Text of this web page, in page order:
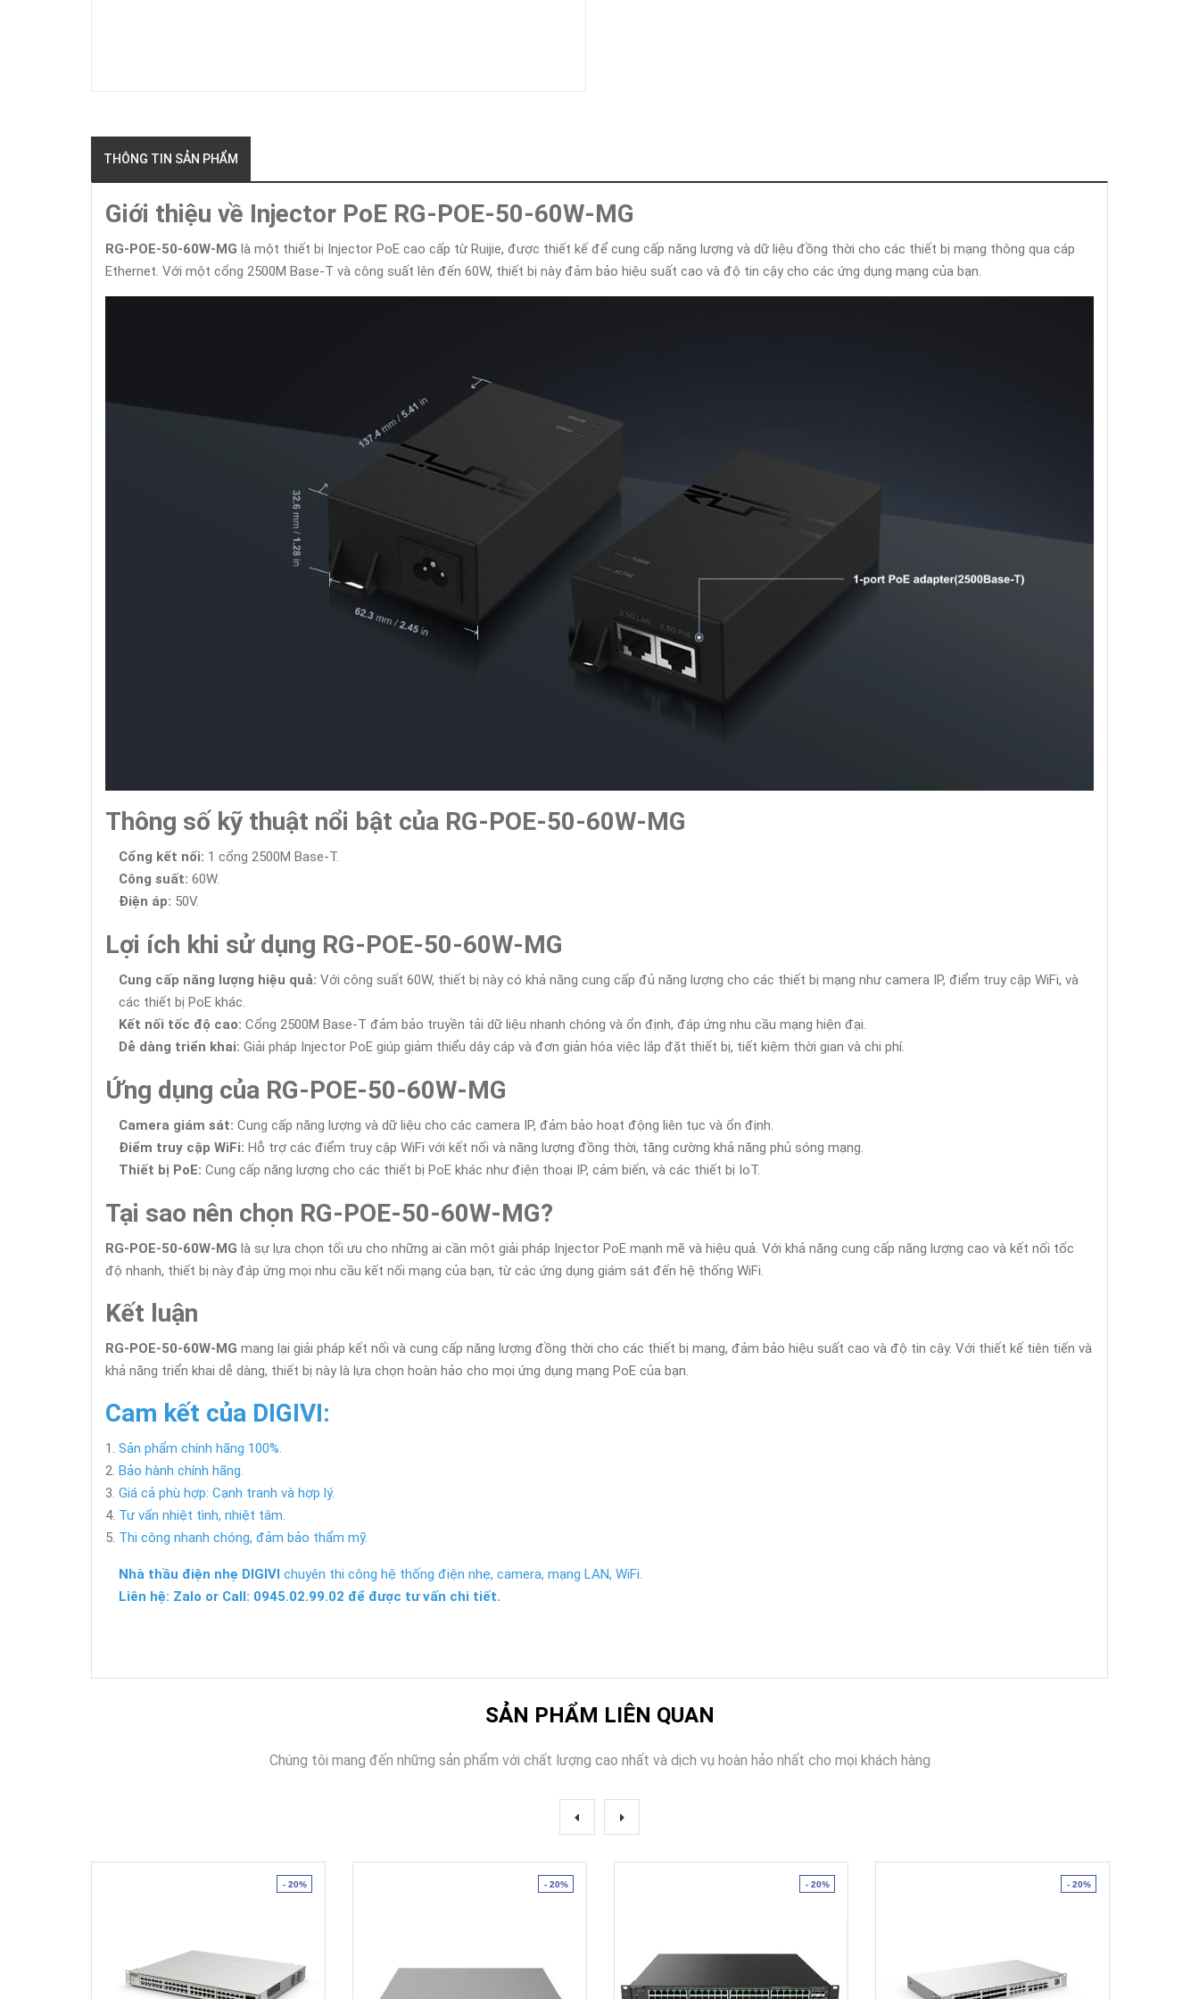
Faster
FASTER
HUAWEI
THÔNG TIN SẢN PHẨM
Giới thiệu về Injector PoE RG-POE-50-60W-MG
RG-POE-50-60W-MG là một thiết bị Injector PoE cao cấp từ Ruijie, được thiết kế để cung cấp năng lượng và dữ liệu đồng thời cho các thiết bị mạng thông qua cáp
Ethernet. Với một cổng 2500M Base-T và công suất lên đến 60W, thiết bị này đảm bảo hiệu suất cao và độ tin cậy cho các ứng dụng mạng của bạn.
Thông số kỹ thuật nổi bật của RG-POE-50-60W-MG
Cổng kết nối: 1 cổng 2500M Base-T.
Công suất: 60W.
Điện áp: 50V.
Lợi ích khi sử dụng RG-POE-50-60W-MG
Cung cấp năng lượng hiệu quả: Với công suất 60W, thiết bị này có khả năng cung cấp đủ năng lượng cho các thiết bị mạng như camera IP, điểm truy cập WiFi, và
các thiết bị PoE khác.
Kết nối tốc độ cao: Cổng 2500M Base-T đảm bảo truyền tải dữ liệu nhanh chóng và ổn định, đáp ứng nhu cầu mạng hiện đại.
Dễ dàng triển khai: Giải pháp Injector PoE giúp giảm thiểu dây cáp và đơn giản hóa việc lắp đặt thiết bị, tiết kiệm thời gian và chi phí.
Ứng dụng của RG-POE-50-60W-MG
Camera giám sát: Cung cấp năng lượng và dữ liệu cho các camera IP, đảm bảo hoạt động liên tục và ổn định.
Điểm truy cập WiFi: Hỗ trợ các điểm truy cập WiFi với kết nối và năng lượng đồng thời, tăng cường khả năng phủ sóng mạng.
Thiết bị PoE: Cung cấp năng lượng cho các thiết bị PoE khác như điện thoại IP, cảm biến, và các thiết bị IoT.
Tại sao nên chọn RG-POE-50-60W-MG?
RG-POE-50-60W-MG là sự lựa chọn tối ưu cho những ai cần một giải pháp Injector PoE mạnh mẽ và hiệu quả. Với khả năng cung cấp năng lượng cao và kết nối tốc
độ nhanh, thiết bị này đáp ứng mọi nhu cầu kết nối mạng của bạn, từ các ứng dụng giám sát đến hệ thống WiFi.
Kết luận
RG-POE-50-60W-MG mang lại giải pháp kết nối và cung cấp năng lượng đồng thời cho các thiết bị mạng, đảm bảo hiệu suất cao và độ tin cậy. Với thiết kế tiên tiến và
khả năng triển khai dễ dàng, thiết bị này là lựa chọn hoàn hảo cho mọi ứng dụng mạng PoE của bạn.
Cam kết của DIGIVI:
Sản phẩm chính hãng 100%.
Bảo hành chính hãng.
Giá cả phù hợp: Cạnh tranh và hợp lý.
Tư vấn nhiệt tình, nhiệt tâm.
Thi công nhanh chóng, đảm bảo thẩm mỹ.
Nhà thầu điện nhẹ DIGIVI chuyên thi công hệ thống điện nhẹ, camera, mạng LAN, WiFi.
Liên hệ: Zalo or Call: 0945.02.99.02 để được tư vấn chi tiết.
SẢN PHẨM LIÊN QUAN
Chúng tôi mang đến những sản phẩm với chất lượng cao nhất và dịch vụ hoàn hảo nhất cho mọi khách hàng
- 20% - 20% - 20% - 20%